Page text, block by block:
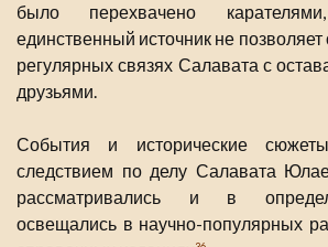
было перехвачено
единственный источник не позволяет
регулярных связях Салавата с
друзьями.
События и исторические
следствием по делу Салавата
рассматривались и в
освещались в научно-популярных